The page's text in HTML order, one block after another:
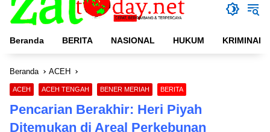
Beranda BERITA NASIONAL HUKUM KRIMINAL
Beranda ACEH
ACEH ACEH TENGAH BENER MERIAH BERITA
Pencarian Berakhir: Heri Piyah
Ditemukan di Areal Perkebunan